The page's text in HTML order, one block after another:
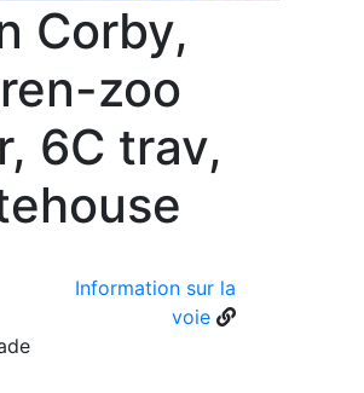
Corby,
zoo
6C trav,
Information sur la
voie